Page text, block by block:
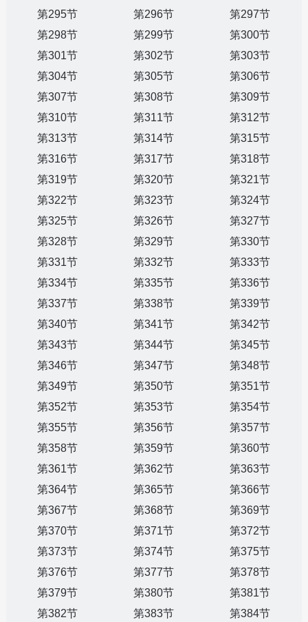
第295节
第296节
第297节
第298节
第299节
第300节
第301节
第302节
第303节
第304节
第305节
第306节
第307节
第308节
第309节
第310节
第311节
第312节
第313节
第314节
第315节
第316节
第317节
第318节
第319节
第320节
第321节
第322节
第323节
第324节
第325节
第326节
第327节
第328节
第329节
第330节
第331节
第332节
第333节
第334节
第335节
第336节
第337节
第338节
第339节
第340节
第341节
第342节
第343节
第344节
第345节
第346节
第347节
第348节
第349节
第350节
第351节
第352节
第353节
第354节
第355节
第356节
第357节
第358节
第359节
第360节
第361节
第362节
第363节
第364节
第365节
第366节
第367节
第368节
第369节
第370节
第371节
第372节
第373节
第374节
第375节
第376节
第377节
第378节
第379节
第380节
第381节
第382节
第383节 第384节